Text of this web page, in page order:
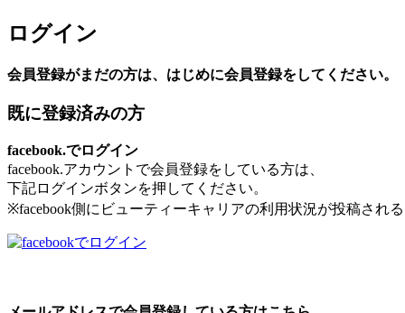
ログイン
会員登録がまだの方は、はじめに会員登録をしてください。
既に登録済みの方
facebook.でログイン
facebook.アカウントで会員登録をしている方は、
下記ログインボタンを押してください。
※facebook側にビューティーキャリアの利用状況が投稿される